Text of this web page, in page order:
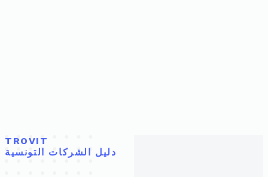
TROVIT
دليل الشركات التونسية